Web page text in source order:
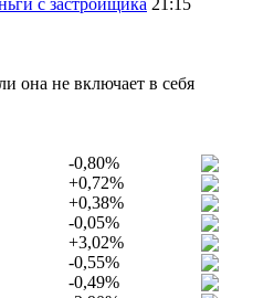
она не включает в себя
-0,80%
+0,72%
+0,38%
-0,05%
+3,02%
-0,55%
-0,49%